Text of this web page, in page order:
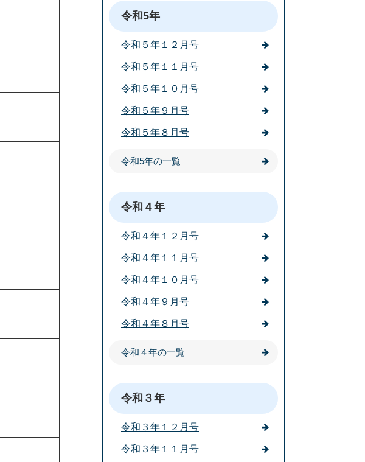
令和5年
令和５年１２月号
令和５年１１月号
令和５年１０月号
令和５年９月号
令和５年８月号
令和5年の一覧
令和４年
令和４年１２月号
令和４年１１月号
令和４年１０月号
令和４年９月号
令和４年８月号
令和４年の一覧
令和３年
令和３年１２月号
令和３年１１月号